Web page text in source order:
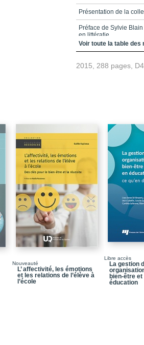
Présentation de la
Préface de Sylvie
en littératie
Références
Table des matières
Chapitre 1 - Des
préscolaire et au
Conclusion
Références
Chapitre 2 - Les
maternelle et de
Conclusion
Références
Chapitre 3 - La notion
des compétences en
Voir toute la table des
2015, 288 pages,
Nouveauté
L’ affectivité, les émotions
et les relations de l’élève à
l’école
Libre accès
La gestion
bien-être
éducation